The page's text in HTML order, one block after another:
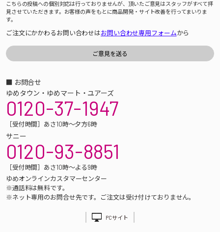
こちらの投稿への個別対応は行っておりませんが、頂いたご意見はスタッフがすべて拝
見させていただきます。お客様の声をもとに商品開発・サイト改善を行ってまいりま
す。
ご注文にかかわるお問い合わせはお問い合わせ専用フォームから
■ お問合せ
ゆめタウン・ゆめマート・ユアーズ
0120-37-1947
［受付時間］あさ10時～夕方6時
サニー
0120-93-8851
［受付時間］あさ10時～よる9時
ゆめオンラインカスタマーセンター
※通話料は無料です。
※ネット専用のお問合せ先です。ご注文は受け付けておりません。
PCサイト